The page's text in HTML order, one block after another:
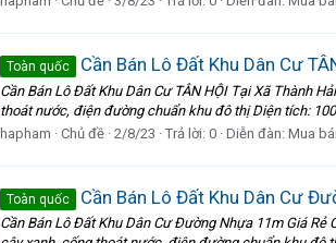
Toàn quốc Cần Bán Lô Đất Khu Dân Cư
Cần Bán Lô Đất Khu Dân Cư TÂN HỘI Tại Xã Thành
thoát nước, điện đường chuẩn khu đô thị Diện tích:
hapham
Chủ đề 2/8/23 Trả lời: 0 Diễn đàn: Mua
Toàn quốc Cần Bán Lô Đất Khu Dân Cư
Cần Bán Lô Đất Khu Dân Cư Đường Nhựa 11m Giá Rẻ